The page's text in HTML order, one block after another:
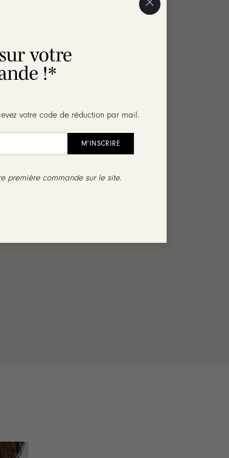
votre
!*
votre code de réduction par mail.
première commande sur le site.
en quinconce.